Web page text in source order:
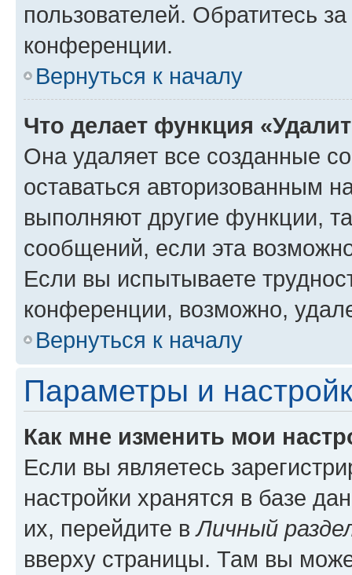
пользователей. Обратитесь
конференции.
Вернуться к началу
Что делает функция
Она удаляет все созданные
оставаться авторизованным
выполняют другие функции,
сообщений, если эта
Если вы испытываете
конференции, возможно,
Вернуться к началу
Параметры и
Как мне изменить мои
Если вы являетесь
настройки хранятся в базе
их, перейдите вЛичный
вверху страницы. Там вы